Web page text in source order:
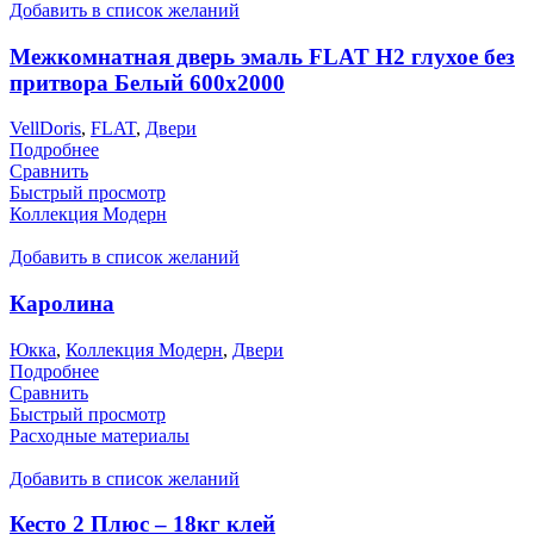
Добавить в список желаний
Межкомнатная дверь эмаль FLAT H2 глухое без
притвора Белый 600х2000
VellDoris, FLAT, Двери
Подробнее
Сравнить
Быстрый просмотр
Коллекция Модерн
Добавить в список желаний
Каролина
Юкка, Коллекция Модерн, Двери
Подробнее
Сравнить
Быстрый просмотр
Расходные материалы
Добавить в список желаний
Кесто 2 Плюс – 18кг клей